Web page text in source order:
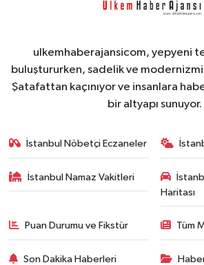
ulkemhaberajansicom, yepyeni
buluştururken, sadelik ve
Şatafattan kaçınıyor ve insanlara
bir altyapı sunuyor.
İstanbul Nöbetçi Eczaneler
İstanbul Namaz Vakitleri
Haritası
Puan Durumu ve Fikstür Tüm
Son Dakika Haberleri